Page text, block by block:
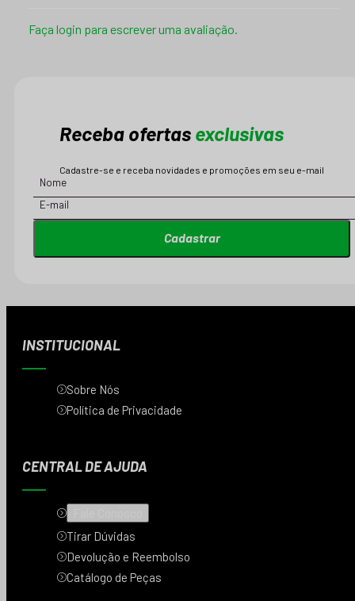
Faça login para escrever uma avaliação.
Receba ofertas exclusivas
Cadastre-se e receba novidades e promoções em seu e-mail
Cadastrar
INSTITUCIONAL
Sobre Nós
Política de Privacidade
CENTRAL DE AJUDA
Tirar Dúvidas
Devolução e Reembolso
Catálogo de Peças